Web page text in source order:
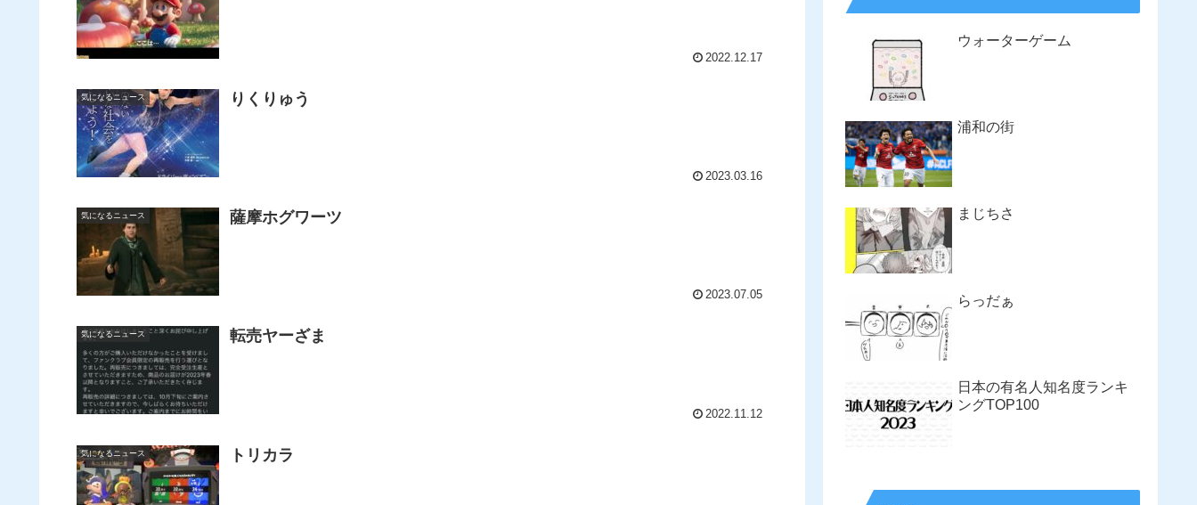
2022.12.17
気になるニュース りくりゅう
2023.03.16
気になるニュース 薩摩ホグワーツ
2023.07.05
気になるニュース 転売ヤーざま
2022.11.12
気になるニュース トリカラ
ウォーターゲーム
浦和の街
まじちさ
らっだぁ
日本の有名人知名度ランキ
ングTOP100